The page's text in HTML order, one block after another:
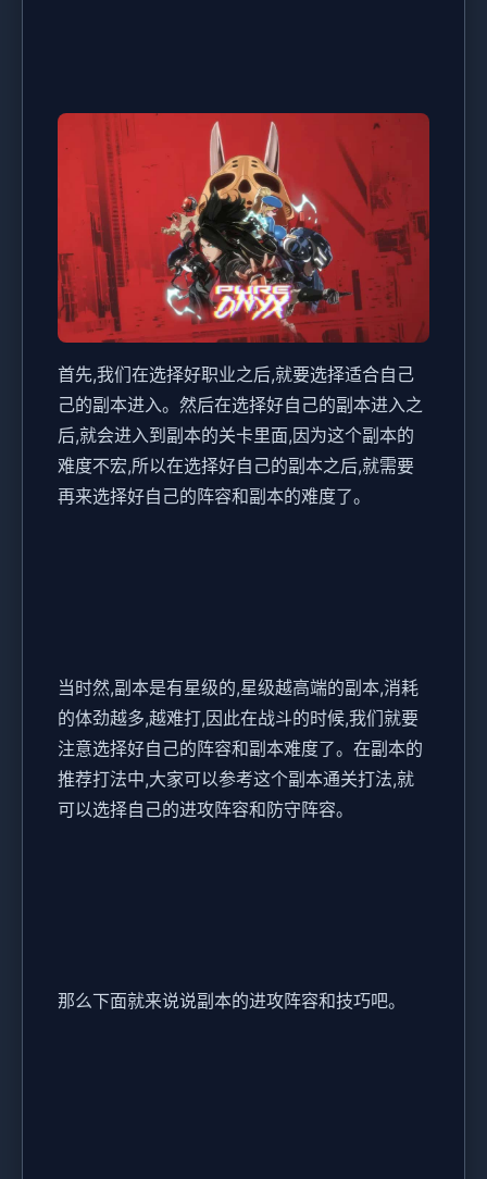
首先,我们在选择好职业之后,就要选择适合自己
己的副本进入。然后在选择好自己的副本进入之
后,就会进入到副本的关卡里面,因为这个副本的
难度不宏,所以在选择好自己的副本之后,就需要
再来选择好自己的阵容和副本的难度了。
当时然,副本是有星级的,星级越高端的副本,消耗
的体劲越多,越难打,因此在战斗的时候,我们就要
注意选择好自己的阵容和副本难度了。在副本的
推荐打法中,大家可以参考这个副本通关打法,就
可以选择自己的进攻阵容和防守阵容。
那么下面就来说说副本的进攻阵容和技巧吧。